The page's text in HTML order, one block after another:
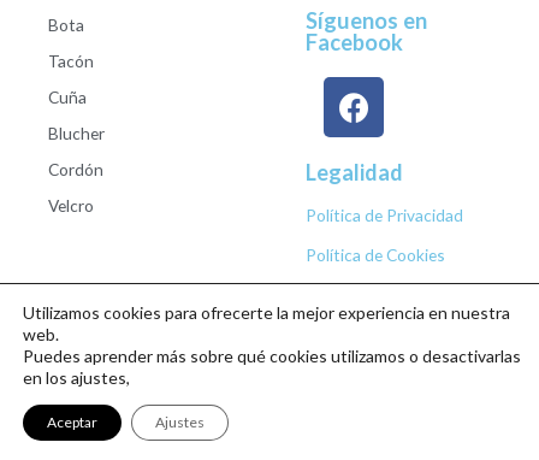
Bota
Tacón
Cuña
Blucher
Cordón
Velcro
Síguenos en
Facebook
Legalidad
Política de Privacidad
Política de Cookies
Copyright © 2026 Calzados Roberto Studio
Utilizamos cookies para ofrecerte la mejor experiencia en nuestra
web.
Puedes aprender más sobre qué cookies utilizamos o desactivarlas
en los ajustes,
Aceptar Ajustes